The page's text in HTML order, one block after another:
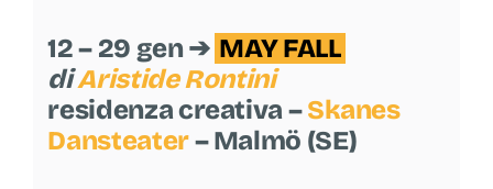
12 – 29 gen ➔ MAY FALL
diAristide Rontini
residenza creativa –Skanes
Dansteater– Malmö (SE)